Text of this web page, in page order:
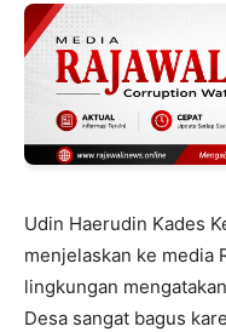
Udin Haerudin Kades
menjelaskan ke media
lingkungan
Desa sangat bagus